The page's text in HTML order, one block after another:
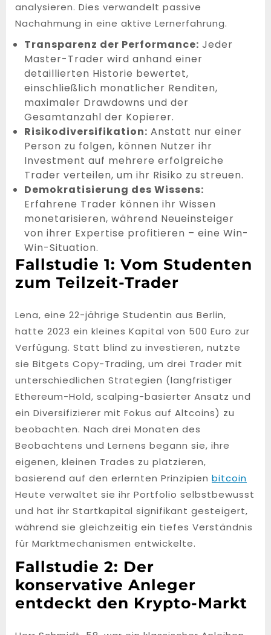
analysieren. Dies verwandelt passive
Nachahmung in eine aktive Lernerfahrung.
Transparenz der Performance: Jeder
Master-Trader wird anhand einer
detaillierten Historie bewertet,
einschließlich monatlicher Renditen,
maximaler Drawdowns und der
Gesamtanzahl der Kopierer.
Risikodiversifikation: Anstatt nur einer
Person zu folgen, können Nutzer ihr
Investment auf mehrere erfolgreiche
Trader verteilen, um ihr Risiko zu streuen.
Demokratisierung des Wissens:
Erfahrene Trader können ihr Wissen
monetarisieren, während Neueinsteiger
von ihrer Expertise profitieren – eine Win-
Win-Situation.
Fallstudie 1: Vom Studenten
zum Teilzeit-Trader
Lena, eine 22-jährige Studentin aus Berlin,
hatte 2023 ein kleines Kapital von 500 Euro zur
Verfügung. Statt blind zu investieren, nutzte
sie Bitgets Copy-Trading, um drei Trader mit
unterschiedlichen Strategien (langfristiger
Ethereum-Hold, scalping-basierter Ansatz und
ein Diversifizierer mit Fokus auf Altcoins) zu
beobachten. Nach drei Monaten des
Beobachtens und Lernens begann sie, ihre
eigenen, kleinen Trades zu platzieren,
basierend auf den erlernten Prinzipien bitcoin
Heute verwaltet sie ihr Portfolio selbstbewusst
und hat ihr Startkapital signifikant gesteigert,
während sie gleichzeitig ein tiefes Verständnis
für Marktmechanismen entwickelte.
Fallstudie 2: Der
konservative Anleger
entdeckt den Krypto-Markt